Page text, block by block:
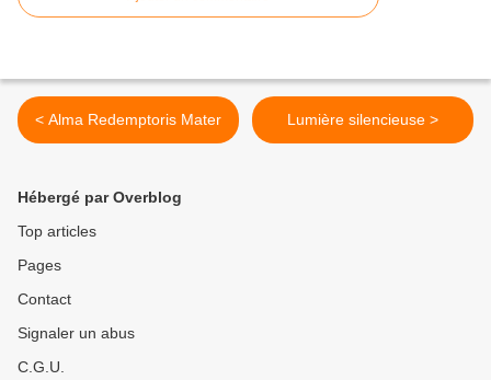
< Alma Redemptoris Mater Lumière silencieuse >
Hébergé par Overblog
Top articles
Pages
Contact
Signaler un abus
C.G.U.